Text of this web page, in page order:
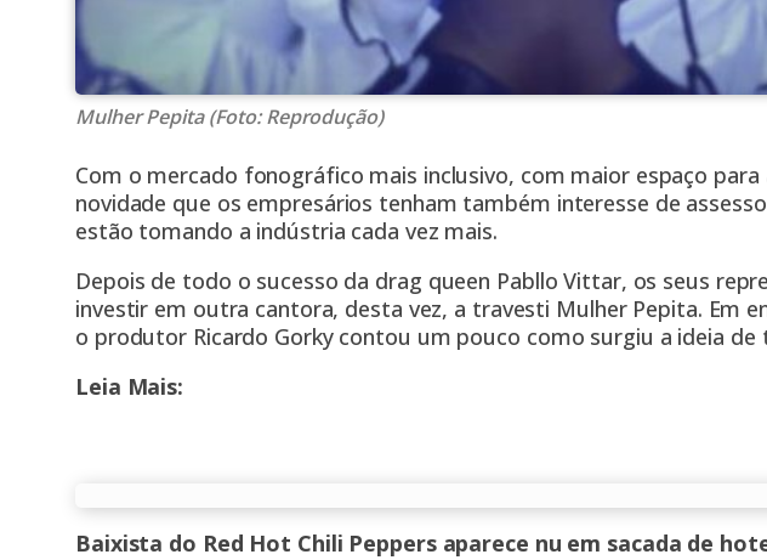
Mulher Pepita (Foto: Reprodução)
Com o mercado fonográfico mais inclusivo, com maior espaço para
novidade que os empresários tenham também interesse de
estão tomando a indústria cada vez mais.
Depois de todo o sucesso da drag queen Pabllo Vittar, os seus
investir em outra cantora, desta vez, a travesti Mulher Pepita. Em
o produtor Ricardo Gorky contou um pouco como surgiu a ideia de
Leia Mais:
Baixista do Red Hot Chili Peppers aparece nu em sacada de